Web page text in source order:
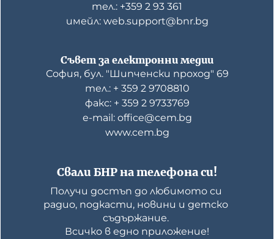
тел.: +359 2 93 361
имейл: web.support@bnr.bg
Свали БНР на телефона си!
Получи достъп до любимото си
радио, подкасти, новини и детско
съдържание.
Всичко в едно приложение!
Съвет за електронни медии
София, бул. "Шипченски проход" 69
тел.: + 359 2 9708810
факс: + 359 2 9733769
е-mail: office@cem.bg
www.cem.bg